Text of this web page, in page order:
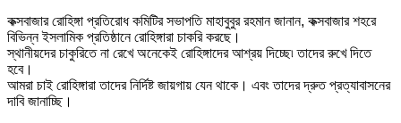
কক্সবাজার রোহিঙ্গা প্রতিরোধ কমিটির সভাপতি মাহাবুবুর রহমান জানান, কক্সবাজার শহরে
বিভিন্ন ইসলামিক প্রতিষ্ঠানে রোহিঙ্গারা চাকরি করছে।
স্থানীয়দের চাকুরিতে না রেখে অনেকেই রোহিঙ্গাদের আশ্রয় দিচ্ছে৷ তাদের রুখে দিতে
হবে।
আমরা চাই রোহিঙ্গারা তাদের নির্দিষ্ট জায়গায় যেন থাকে। এবং তাদের দ্রুত প্রত্যাবাসনের
দাবি জানাচ্ছি।